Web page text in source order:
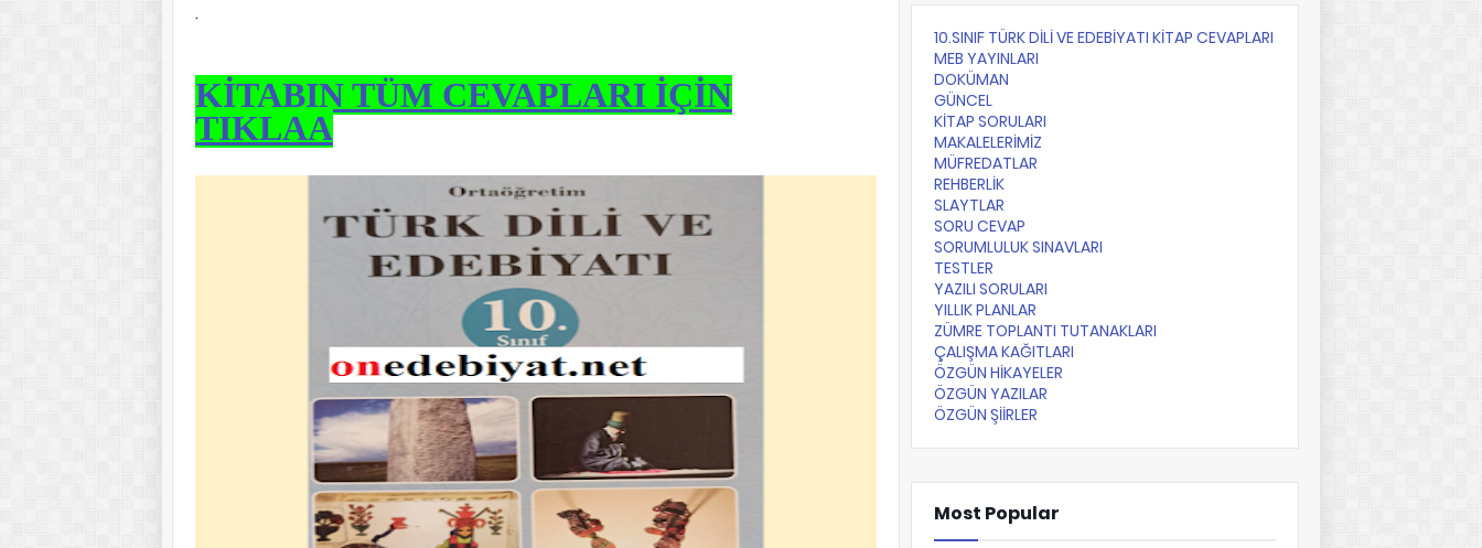
.
KİTABIN TÜM CEVAPLARI İÇİN
TIKLAA
10.SINIF TÜRK DİLİ VE EDEBİYATI KİTAP CEVAPLARI
MEB YAYINLARI
DOKÜMAN
GÜNCEL
KİTAP SORULARI
MAKALELERİMİZ
MÜFREDATLAR
REHBERLİK
SLAYTLAR
SORU CEVAP
SORUMLULUK SINAVLARI
TESTLER
YAZILI SORULARI
YILLIK PLANLAR
ZÜMRE TOPLANTI TUTANAKLARI
ÇALIŞMA KAĞITLARI
ÖZGÜN HİKAYELER
ÖZGÜN YAZILAR
ÖZGÜN ŞİİRLER
Most Popular